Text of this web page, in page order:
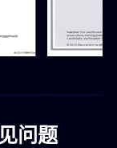
问题